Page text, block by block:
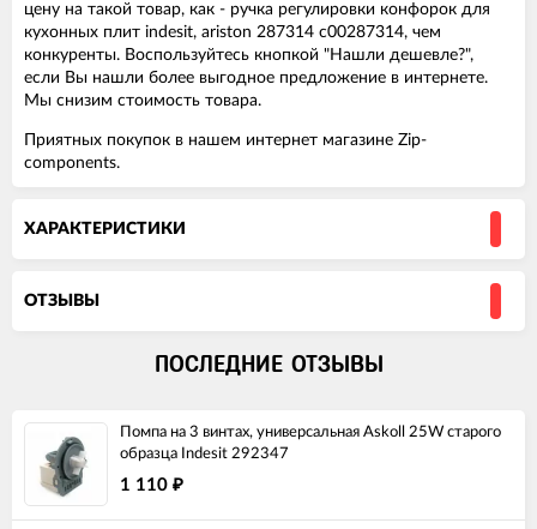
цену на такой товар, как - ручка регулировки конфорок для
кухонных плит indesit, ariston 287314 c00287314, чем
конкуренты. Воспользуйтесь кнопкой "Нашли дешевле?",
если Вы нашли более выгодное предложение в интернете.
Мы снизим стоимость товара.
Приятных покупок в нашем интернет магазине Zip-
components.
ХАРАКТЕРИСТИКИ
ОТЗЫВЫ
ПОСЛЕДНИЕ ОТЗЫВЫ
Помпа на 3 винтах, универсальная Askoll 25W старого
образца Indesit 292347
1 110 ₽